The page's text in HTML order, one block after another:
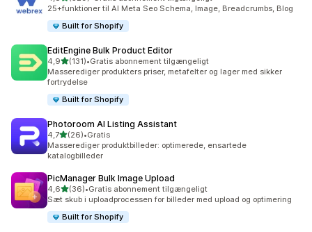
529 anmeldelser i alt
25+funktioner til AI Meta Seo Schema, Image, Breadcrumbs, Blog
Built for Shopify
EditEngine Bulk Product Editor
4,9ud af 5 stjerner
(131)
131 anmeldelser i alt
•Gratis abonnement tilgængeligt
Masserediger produkters priser, metafelter og lager med sikker
fortrydelse
Built for Shopify
Photoroom AI Listing Assistant
4,7ud af 5 stjerner
(26)
26 anmeldelser i alt
•Gratis
Masserediger produktbilleder: optimerede, ensartede
katalogbilleder
PicManager Bulk Image Upload
4,6ud af 5 stjerner
(36)
36 anmeldelser i alt
•Gratis abonnement tilgængeligt
Sæt skub i uploadprocessen for billeder med upload og optimering
Built for Shopify